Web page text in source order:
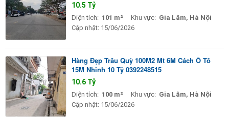
10.5 Tỷ
Diện tích: 101 m² Khu vực: Gia Lâm, Hà Nội
Cập nhật: 15/06/2026
Hàng Đẹp Trâu Quỳ 100M2 Mt 6M Cách Ô Tô
15M Nhỉnh 10 Tỷ 0392248515
10.6 Tỷ
Diện tích: 100 m² Khu vực: Gia Lâm, Hà Nội
Cập nhật: 15/06/2026